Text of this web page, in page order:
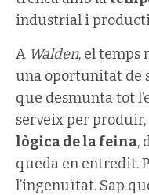
industrial i
A Walden, el temps
una oportunitat de
que desmunta tot
serveix per
lògica de la feina,
queda en entredit.
l’ingenuïtat. Sap